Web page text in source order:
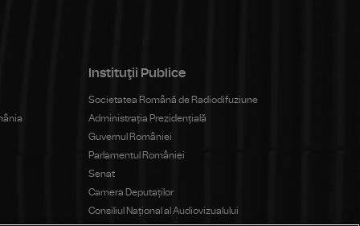
Instituţii Publice
Societatea Română de Radiodifuziune
Administrația Prezidențială
Guvernul României
Parlamentul României
Senat
Camera Deputaților
Consiliul Național al Audiovizualului